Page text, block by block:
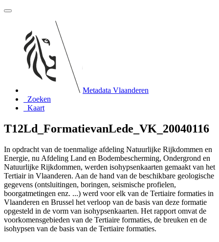
Metadata Vlaanderen
Zoeken
Kaart
T12Ld_FormatievanLede_VK_20040116
In opdracht van de toenmalige afdeling Natuurlijke Rijkdommen en
Energie, nu Afdeling Land en Bodembescherming, Ondergrond en
Natuurlijke Rijkdommen, werden isohypsenkaarten gemaakt van het
Tertiair in Vlaanderen. Aan de hand van de beschikbare geologische
gegevens (ontsluitingen, boringen, seismische profielen,
boorgatmetingen enz. ...) werd voor elk van de Tertiaire formaties in
Vlaanderen en Brussel het verloop van de basis van deze formatie
opgesteld in de vorm van isohypsenkaarten. Het rapport omvat de
voorkomensgebieden van de Tertiaire formaties, de breuken en de
isohypsen van de basis van de Tertiaire formaties.